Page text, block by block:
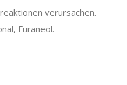
verursachen.
Furaneol.